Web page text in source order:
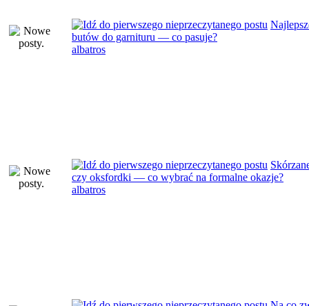
butów do garnituru — co pasuje?
albatros
czy oksfordki — co wybrać na formalne okazje?
albatros